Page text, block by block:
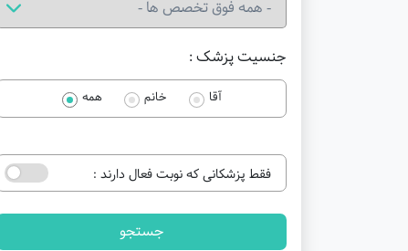
جنسیت پزشک :
آقا خانم همه
فقط پزشکانی که نوبت فعال دارند :
جستجو